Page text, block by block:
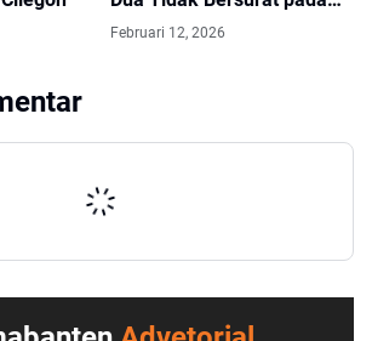
Operasi Keselamatan Hari
Februari 12, 2026